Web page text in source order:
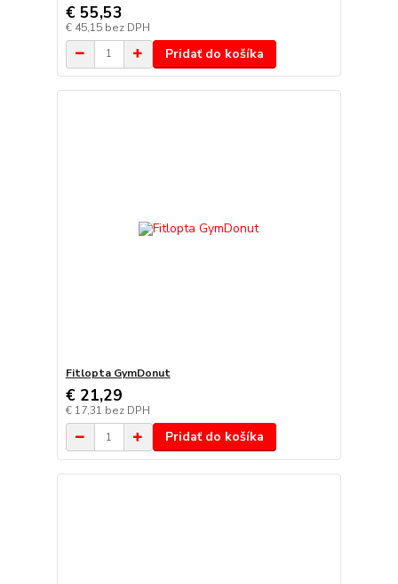
€ 55,53
€ 45,15 bez DPH
Pridať do košíka
Fitlopta GymDonut
€ 21,29
€ 17,31 bez DPH
Pridať do košíka